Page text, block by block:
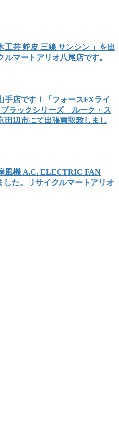
工芸 蛇皮 三線 サンシン 」を出
マートアリオ八尾店です。
手店です！「フォースFXライ
ブラックシリーズ ルーク・ス
田辺市にて出張買取致しまし
風機 A.C. ELECTRIC FAN
した。リサイクルマートアリオ